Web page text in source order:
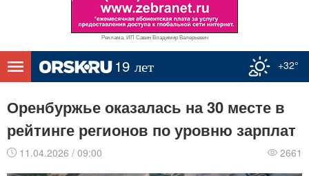
Реклама. ИП Савин Владимир Валерьевич
+32°
Оренбуржье оказалась на 30 месте в
рейтинге регионов по уровню зарплат
11.04.2026 / 09:00 2661